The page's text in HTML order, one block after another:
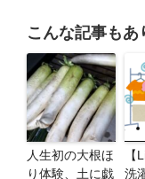
こんな記事もあ
人生初の大根ほ
り体験、土に戯
【
洗